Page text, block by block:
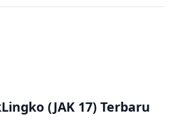
(JAK 17) Terbaru